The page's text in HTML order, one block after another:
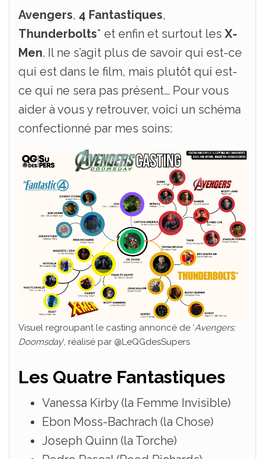
Avengers, 4 Fantastiques,
Thunderbolts* et enfin et surtout les X-
Men. Il ne s’agit plus de savoir qui est-ce
qui est dans le film, mais plutôt qui est-
ce qui ne sera pas présent… Pour vous
aider à vous y retrouver, voici un schéma
confectionné par mes soins:
Visuel regroupant le casting annoncé de ‘Avengers:
Doomsday‘, réalisé par @LeQGdesSupers
Les Quatre Fantastiques
Vanessa Kirby (la Femme Invisible)
Ebon Moss-Bachrach (la Chose)
Joseph Quinn (la Torche)